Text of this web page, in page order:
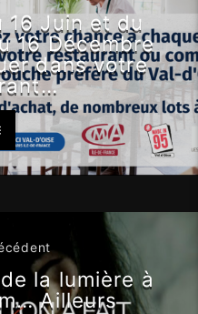
16 Juin et du
16 Décembre
dans votre
la lumière à
Ailleurs